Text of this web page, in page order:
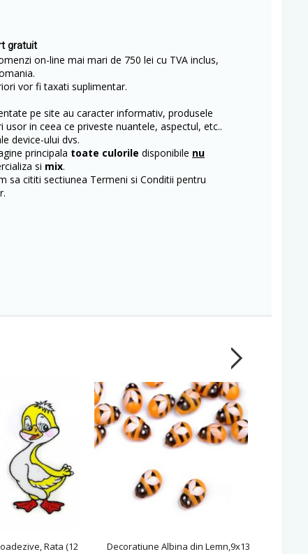
gratuit
on-line mai mari de 750 lei cu TVA inclus,
vor fi taxati suplimentar.
pe site au caracter informativ, produsele
in ceea ce priveste nuantele, aspectul, etc..
device-ului dvs.
principala toate culorile disponibile nu
si mix.
sa cititi sectiunea Termeni si Conditii pentru
Rata (12
Decoratiune Albina din Lemn,9x13